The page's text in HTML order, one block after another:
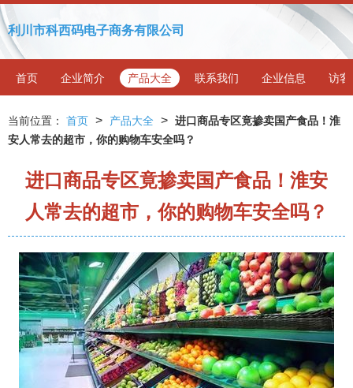
利川市科西码电子商务有限公司
首页 企业简介 产品大全 联系我们 企业信息 访客
当前位置： 首页 > 产品大全 > 进口商品专区竟掺卖国产食品！淮
安人常去的超市，你的购物车安全吗？
进口商品专区竟掺卖国产食品！淮安
人常去的超市，你的购物车安全吗？